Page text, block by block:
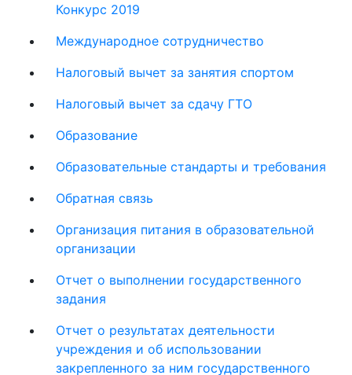
Конкурс 2019
Международное сотрудничество
Налоговый вычет за занятия спортом
Налоговый вычет за сдачу ГТО
Образование
Образовательные стандарты и требования
Обратная связь
Организация питания в образовательной
организации
Отчет о выполнении государственного
задания
Отчет о результатах деятельности
учреждения и об использовании
закрепленного за ним государственного